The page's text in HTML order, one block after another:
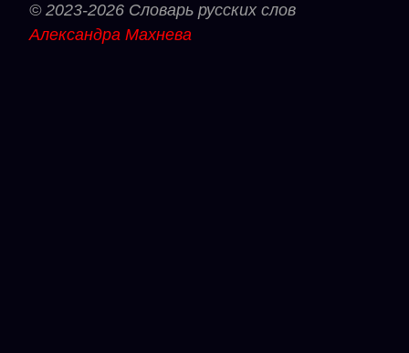
© 2023-2026 Словарь русских слов
Александра Махнева